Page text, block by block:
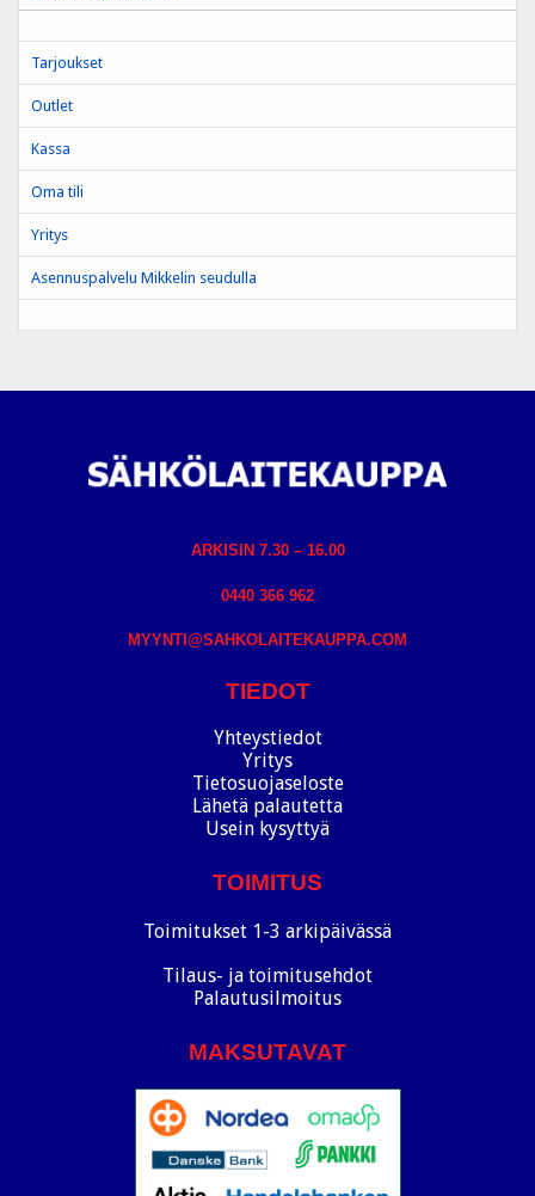
Tarjoukset
Outlet
Kassa
Oma tili
Yritys
Asennuspalvelu Mikkelin seudulla
ARKISIN 7.30 – 16.00
0440 366 962
MYYNTI@SAHKOLAITEKAUPPA.COM
TIEDOT
Yhteystiedot
Yritys
Tietosuojaseloste
Lähetä palautetta
Usein kysyttyä
TOIMITUS
Toimitukset 1-3 arkipäivässä
Tilaus- ja toimitusehdot
Palautusilmoitus
MAKSUTAVAT